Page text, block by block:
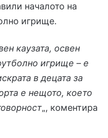
началото на
игрище.
каузата, освен
игрище – е
в децата за
е нещото, което
„, коментира